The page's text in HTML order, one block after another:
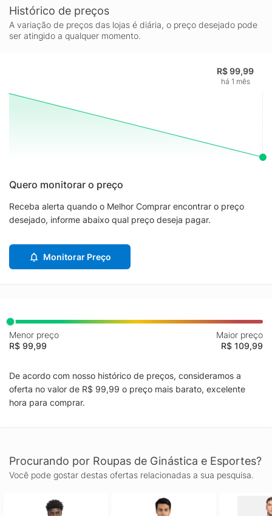
Histórico de preços
A variação de preços das lojas é diária, o preço desejado pode
ser atingido a qualquer momento.
R$ 99,99
há 1 mês
Quero monitorar o preço
Receba alerta quando o Melhor Comprar encontrar o preço
desejado, informe abaixo qual preço deseja pagar.
Monitorar Preço
Menor preço
R$ 99,99
Maior preço
R$ 109,99
De acordo com nosso histórico de preços, consideramos a
oferta no valor de R$ 99,99 o preço mais barato, excelente
hora para comprar.
Procurando por Roupas de Ginástica e Esportes?
Você pode gostar destas ofertas relacionadas a sua pesquisa.